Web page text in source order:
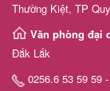
Thường Kiệt, TP
Văn phòng đại
Đắk Lắk
0256.6 53 59 59